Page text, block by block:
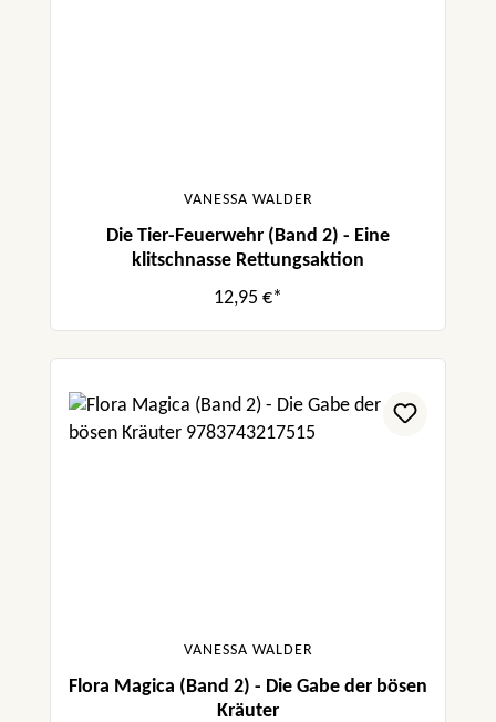
VANESSA WALDER
Die Tier-Feuerwehr (Band 2) - Eine
klitschnasse Rettungsaktion
12,95 €*
VANESSA WALDER
Flora Magica (Band 2) - Die Gabe der bösen
Kräuter